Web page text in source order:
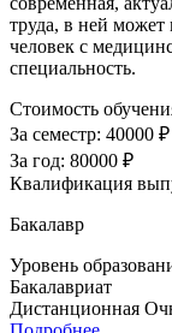
труда, в ней может
человек с
специальность.
Стоимость
За семестр: 40000 ₽
За год: 80000 ₽
Квалификация
Бакалавр
Уровень
Бакалавриат
Дистанционная